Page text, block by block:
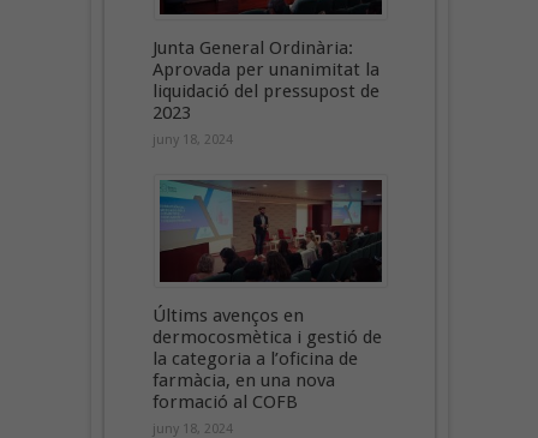
Junta General Ordinària:
Aprovada per unanimitat la
liquidació del pressupost de
2023
juny 18, 2024
Últims avenços en
dermocosmètica i gestió de
la categoria a l’oficina de
farmàcia, en una nova
formació al COFB
juny 18, 2024